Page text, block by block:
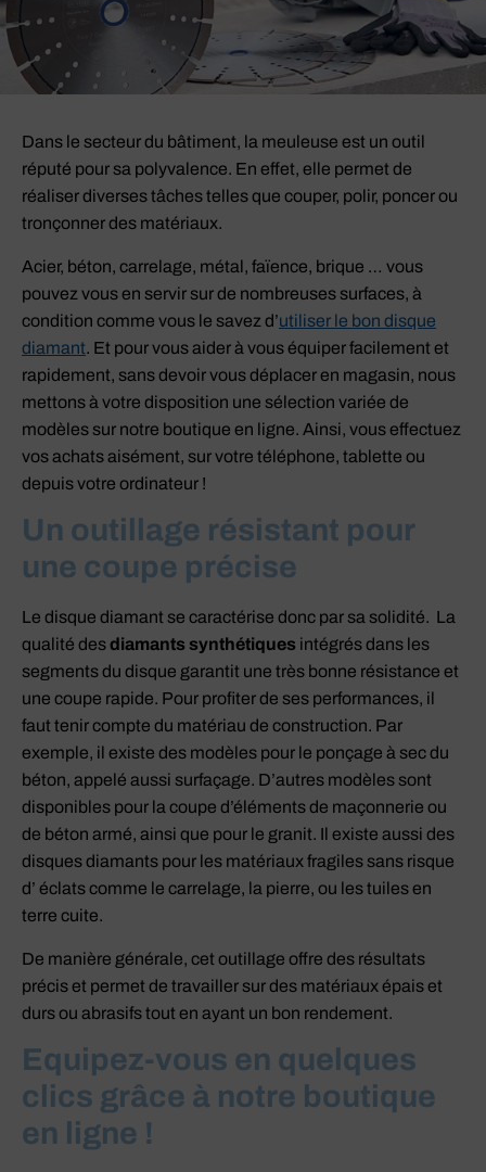
Dans le secteur du bâtiment, la meuleuse est un outil
réputé pour sa polyvalence. En effet, elle permet de
réaliser diverses tâches telles que couper, polir, poncer ou
tronçonner des matériaux.
Acier, béton, carrelage, métal, faïence, brique … vous
pouvez vous en servir sur de nombreuses surfaces, à
condition comme vous le savez d’utiliser le bon disque
diamant. Et pour vous aider à vous équiper facilement et
rapidement, sans devoir vous déplacer en magasin, nous
mettons à votre disposition une sélection variée de
modèles sur notre boutique en ligne. Ainsi, vous effectuez
vos achats aisément, sur votre téléphone, tablette ou
depuis votre ordinateur !
Un outillage résistant pour
une coupe précise
Le disque diamant se caractérise donc par sa solidité. La
qualité desdiamants synthétiques intégrés dans les
segments du disque garantit une très bonne résistance et
une coupe rapide. Pour profiter de ses performances, il
faut tenir compte du matériau de construction. Par
exemple, il existe des modèles pour le ponçage à sec du
béton, appelé aussi surfaçage. D’autres modèles sont
disponibles pour la coupe d’éléments de maçonnerie ou
de béton armé, ainsi que pour le granit. Il existe aussi des
disques diamants pour les matériaux fragiles sans risque
d’ éclats comme le carrelage, la pierre, ou les tuiles en
terre cuite.
De manière générale, cet outillage offre des résultats
précis et permet de travailler sur des matériaux épais et
durs ou abrasifs tout en ayant un bon rendement.
Equipez-vous en quelques
clics grâce à notre boutique
en ligne !